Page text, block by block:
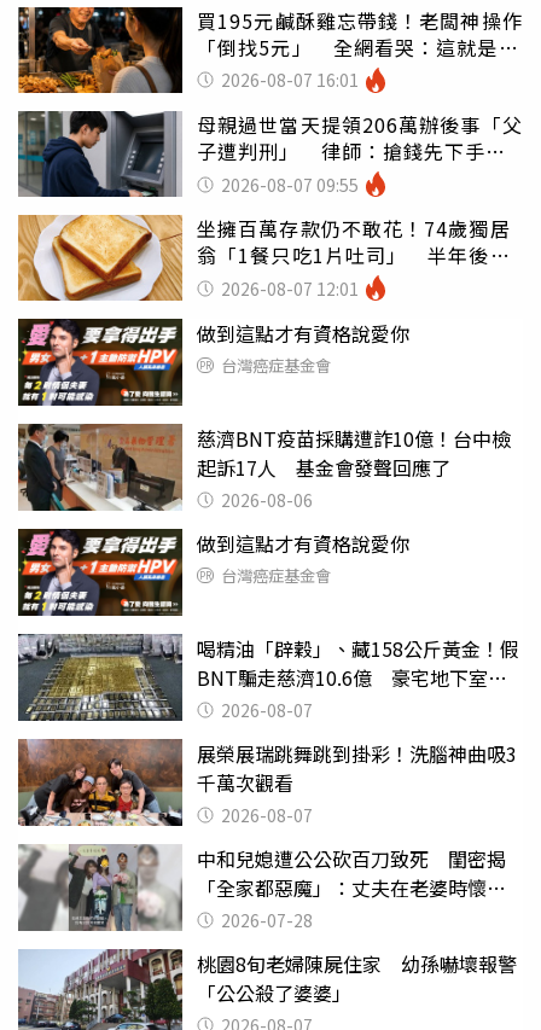
買195元鹹酥雞忘帶錢！老闆神操作
「倒找5元」 全網看哭：這就是台
灣 2026-08-07 16:01
母親過世當天提領206萬辦後事「父
子遭判刑」 律師：搶錢先下手是
罪 2026-08-07 09:55
坐擁百萬存款仍不敢花！74歲獨居
翁「1餐只吃1片吐司」 半年後暴
瘦嚇壞女兒
2026-08-07 12:01
做到這點才有資格說愛你
台灣癌症基金會
慈濟BNT疫苗採購遭詐10億！台中檢
起訴17人 基金會發聲回應了
2026-08-06
做到這點才有資格說愛你
台灣癌症基金會
喝精油「辟穀」、藏158公斤黃金！假
BNT騙走慈濟10.6億 豪宅地下室竟
挖出乾鮑金庫
2026-08-07
展榮展瑞跳舞跳到掛彩！洗腦神曲吸3
千萬次觀看
2026-08-07
中和兒媳遭公公砍百刀致死 閨密揭
「全家都惡魔」：丈夫在老婆時懷孕
摔東西
2026-07-28
桃園8旬老婦陳屍住家 幼孫嚇壞報警
「公公殺了婆婆」